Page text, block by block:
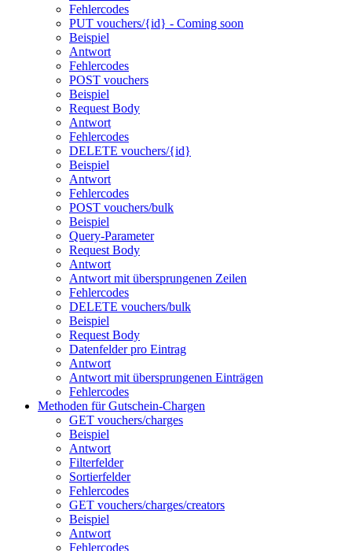
Fehlercodes
PUT vouchers/{id} - Coming soon
Beispiel
Antwort
Fehlercodes
POST vouchers
Beispiel
Request Body
Antwort
Fehlercodes
DELETE vouchers/{id}
Beispiel
Antwort
Fehlercodes
POST vouchers/bulk
Beispiel
Query-Parameter
Request Body
Antwort
Antwort mit übersprungenen Zeilen
Fehlercodes
DELETE vouchers/bulk
Beispiel
Request Body
Datenfelder pro Eintrag
Antwort
Antwort mit übersprungenen Einträgen
Fehlercodes
Methoden für Gutschein-Chargen
GET vouchers/charges
Beispiel
Antwort
Filterfelder
Sortierfelder
Fehlercodes
GET vouchers/charges/creators
Beispiel
Antwort
Fehlercodes